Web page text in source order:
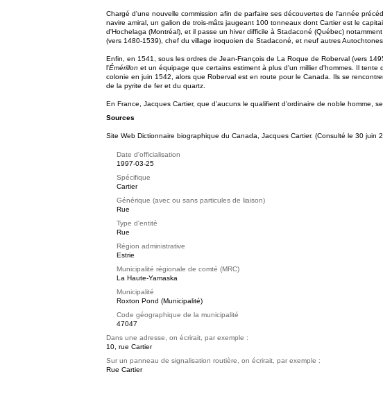
Chargé d'une nouvelle commission afin de parfaire ses découvertes de l'année
navire amiral, un galion de trois-mâts jaugeant 100 tonneaux dont Cartier est le
d'Hochelaga (Montréal), et il passe un hiver difficile à Stadaconé (Québec)
(vers 1480-1539), chef du village iroquoien de Stadaconé, et neuf autres Autochtones.
Enfin, en 1541, sous les ordres de Jean-François de La Roque de Roberval (vers
l'Émérillon et un équipage que certains estiment à plus d'un millier d'hommes. Il
colonie en juin 1542, alors que Roberval est en route pour le Canada. Ils se
de la pyrite de fer et du quartz.
En France, Jacques Cartier, que d'aucuns le qualifient d'ordinaire de noble homme,
Sources
Site Web Dictionnaire biographique du Canada, Jacques Cartier. (Consulté le 30 juin
Date d'officialisation
1997-03-25
Spécifique
Cartier
Générique (avec ou sans particules de liaison)
Rue
Type d'entité
Rue
Région administrative
Estrie
Municipalité régionale de comté (MRC)
La Haute-Yamaska
Municipalité
Roxton Pond (Municipalité)
Code géographique de la municipalité
47047
Dans une adresse, on écrirait, par exemple :
10, rue Cartier
Sur un panneau de signalisation routière, on écrirait, par exemple :
Rue Cartier